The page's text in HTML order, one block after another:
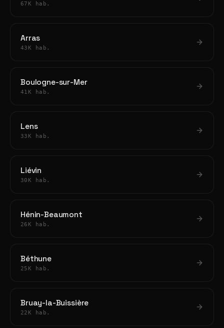
67K hab.
Arras
43K hab.
Boulogne-sur-Mer
41K hab.
Lens
33K hab.
Liévin
30K hab.
Hénin-Beaumont
26K hab.
Béthune
25K hab.
Bruay-la-Buissière
22K hab.